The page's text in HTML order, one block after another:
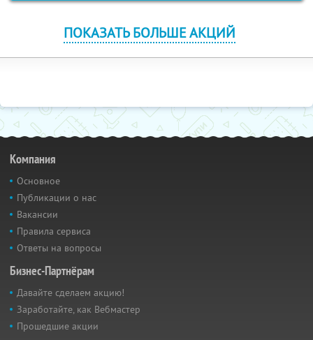
ПОКАЗАТЬ БОЛЬШЕ АКЦИЙ
Компания
Основное
Публикации о нас
Вакансии
Правила сервиса
Ответы на вопросы
Бизнес-Партнёрам
Давайте сделаем акцию!
Заработайте, как Вебмастер
Прошедшие акции